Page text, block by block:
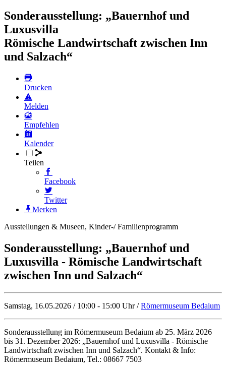
Sonderausstellung: „Bauernhof und
Luxusvilla
Römische Landwirtschaft zwischen Inn
und Salzach“
Drucken
Melden
Empfehlen
Kalender
Teilen
Facebook
Twitter
Merken
Ausstellungen & Museen, Kinder-/ Familienprogramm
Sonderausstellung: „Bauernhof und
Luxusvilla - Römische Landwirtschaft
zwischen Inn und Salzach“
Samstag, 16.05.2026 / 10:00 - 15:00 Uhr /Römermuseum Bedaium
Sonderausstellung im Römermuseum Bedaium ab 25. März 2026
bis 31. Dezember 2026: „Bauernhof und Luxusvilla - Römische
Landwirtschaft zwischen Inn und Salzach“. Kontakt & Info:
Römermuseum Bedaium, Tel.: 08667 7503